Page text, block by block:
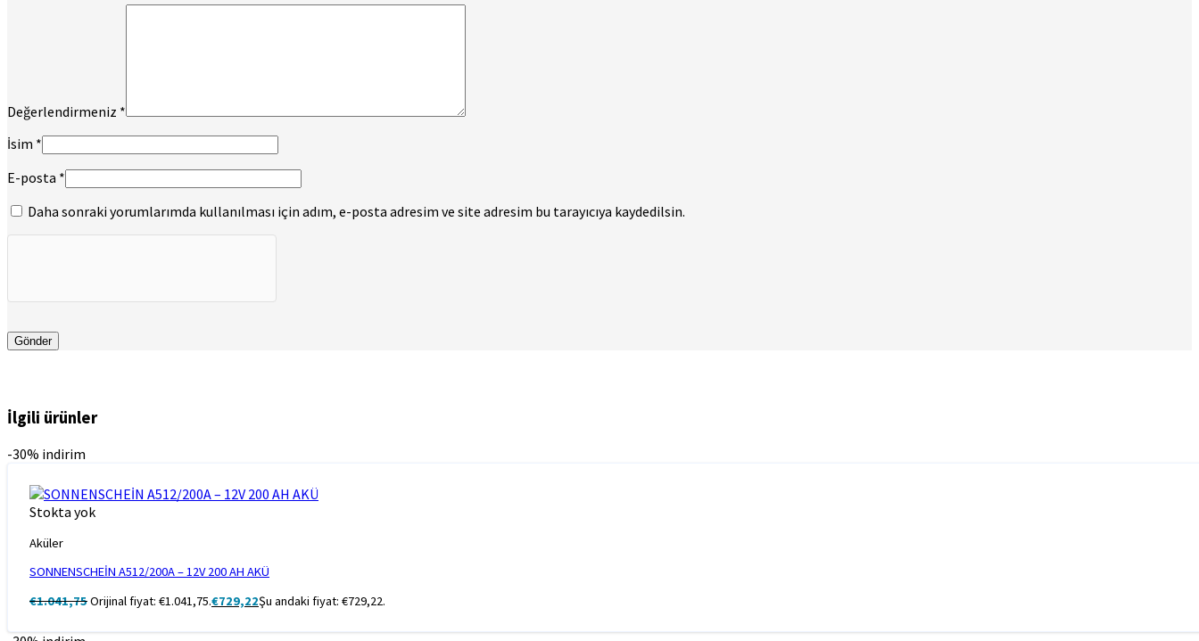
Değerlendirmeniz *
İsim *
E-posta *
Daha sonraki yorumlarımda kullanılması için adım, e-posta adresim ve site adresim bu tarayıcıya kaydedilsin.
İlgili ürünler
-30% indirim
Stokta yok
Aküler
SONNENSCHEİN A512/200A – 12V 200 AH AKÜ
€1.041,75Orijinal fiyat: €1.041,75.€729,22Şu andaki fiyat: €729,22.